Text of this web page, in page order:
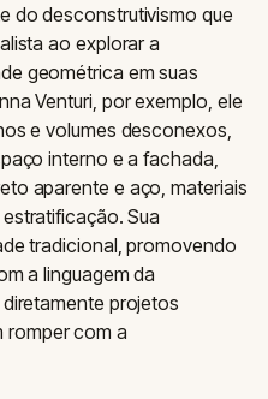
do desconstrutivismo que
ao explorar a
geométrica em suas
Venturi, por exemplo, ele
e volumes desconexos,
interno e a fachada,
aparente e aço, materiais
Sua
tradicional, promovendo
a linguagem da
projetos
romper com a